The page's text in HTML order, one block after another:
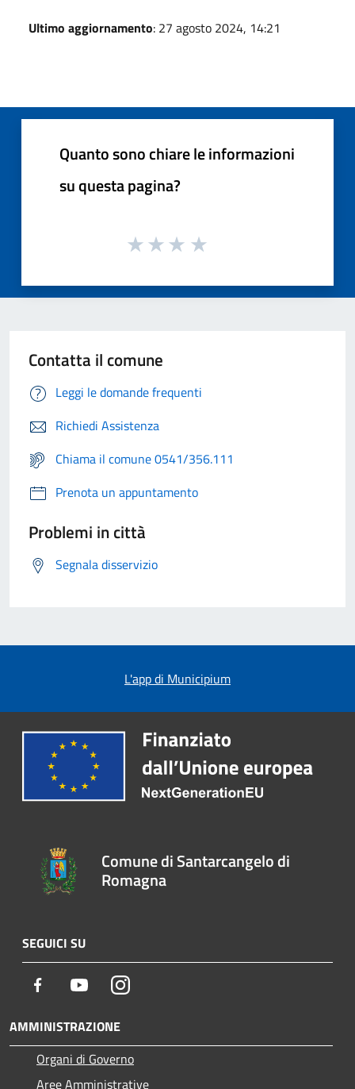
Ultimo aggiornamento: 27 agosto 2024, 14:21
Quanto sono chiare le informazioni
su questa pagina?
Contatta il comune
Leggi le domande frequenti
Richiedi Assistenza
Chiama il comune 0541/356.111
Prenota un appuntamento
Problemi in città
Segnala disservizio
L'app di Municipium
Comune di Santarcangelo di
Romagna
SEGUICI SU
Facebook YoutubeInstagram
AMMINISTRAZIONE
Organi di Governo
Aree Amministrative